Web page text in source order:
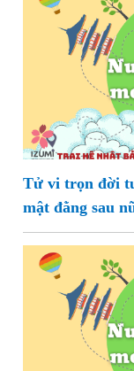
Tử vi trọn đời
mật đằng sau